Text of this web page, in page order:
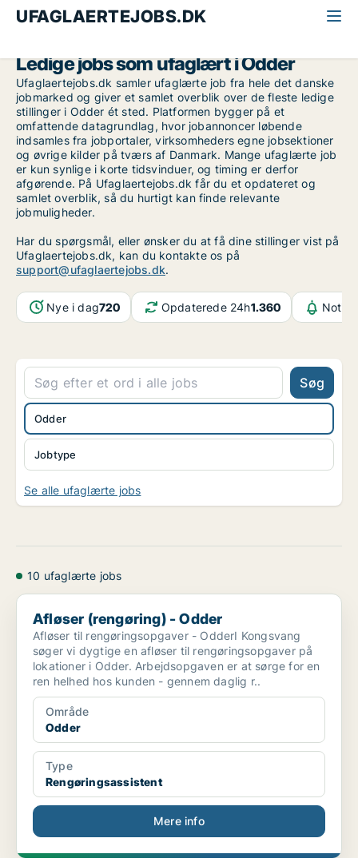
UFAGLAERTEJOBS.DK
Ledige jobs som ufaglært i Odder
Ufaglaertejobs.dk samler ufaglærte job fra hele det danske
jobmarked og giver et samlet overblik over de fleste ledige
stillinger i Odder ét sted. Platformen bygger på et
omfattende datagrundlag, hvor jobannoncer løbende
indsamles fra jobportaler, virksomheders egne jobsektioner
og øvrige kilder på tværs af Danmark. Mange ufaglærte job
er kun synlige i korte tidsvinduer, og timing er derfor
afgørende. På Ufaglaertejobs.dk får du et opdateret og
samlet overblik, så du hurtigt kan finde relevante
jobmuligheder.
Har du spørgsmål, eller ønsker du at få dine stillinger vist på
Ufaglaertejobs.dk, kan du kontakte os på
support@ufaglaertejobs.dk.
Nye i dag720 Opdaterede 24h1.360
Søg
Jobtype
Odder
Se alle ufaglærte jobs
10 ufaglærte jobs
Afløser (rengøring) - Odder
Afløser (rengøring) - Odder
Afløser til rengøringsopgaver - OdderI Kongsvang
søger vi dygtige en afløser til rengøringsopgaver på
lokationer i Odder. Arbejdsopgaven er at sørge for en
ren helhed hos kunden - gennem daglig r..
Område
Odder
Type
Rengøringsassistent
Mere info